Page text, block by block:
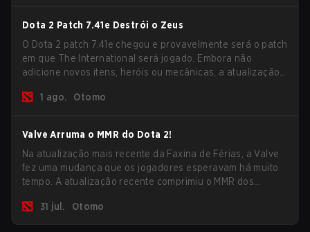
Dota 2 Patch 7.41e Destrói o Zeus
O Dota 2 patch 7.41e chegou e provavelmente será o patch
em que The International será jogado. Embora não
adicione novos itens, heróis ou mecânicas, a atualização
maiores problemas do jogo.
1 ago. Otomo
Valve Arruma o MMR do Dota 2!
Na atualização mais recente da Faxina de Férias, a Valve
fez uma mudança que os jogadores esperavam há muito
tempo. A atualização recente comprimiu o MMR dos
31 jul.
Otomo